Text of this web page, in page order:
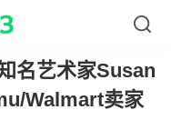
名艺术家Susan
Walmart卖家